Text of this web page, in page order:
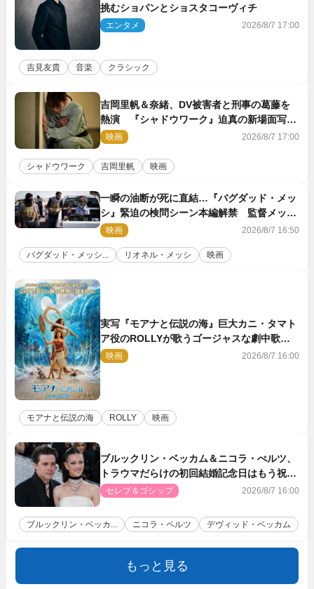
挑むショパンとショスタコーヴィチ
エンタメ 2026/8/7 17:00
吉見友貴 音楽 クラシック
吉岡里帆＆奈緒、DV被害者と刑事の葛藤を
熱演 『シャドウワーク』迫真の新場面写真
公開
映画 2026/8/7 17:00
シャドウワーク 吉岡里帆 映画
一瞬の油断が死に直結…『バグダッド・メッ
シ』緊迫の検問シーン本編解禁 監督メッセ
ージも到着
映画 2026/8/7 16:50
バグダッド・メッシ... リオネル・メッシ 映画
実写『モアナと伝説の海』巨大カニ・タマト
ア役のROLLYが歌うゴージャスな劇中歌
「シャイニー」本編映像解禁
映画 2026/8/7 16:00
モアナと伝説の海 ROLLY 映画
ブルックリン・ベッカム＆ニコラ・ぺルツ、
トラウマだらけの初回結婚記念日はもう祝わ
ない
セレブ＆ゴシップ 2026/8/7 16:00
ブルックリン・ベッカ... ニコラ・ペルツ デヴィッド・ベッカム
もっと見る